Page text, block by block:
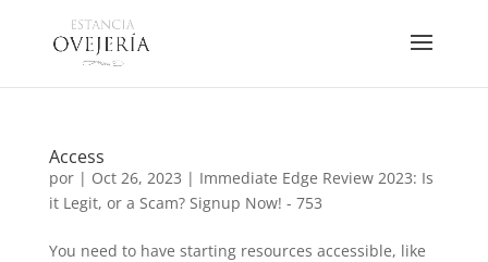
Access
por | Oct 26, 2023 | Immediate Edge Review 2023: Is
it Legit, or a Scam? Signup Now! - 753
You need to have starting resources accessible, like